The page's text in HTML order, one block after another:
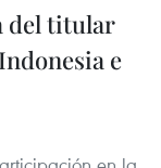
del titular
e